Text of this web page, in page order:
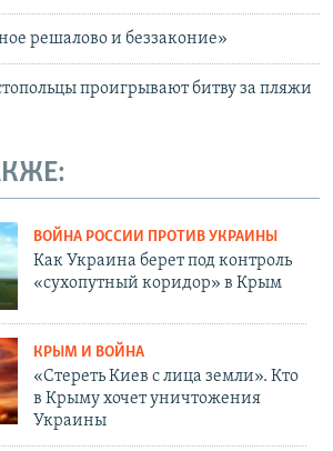
решалово и беззаконие»
проигрывают битву за пляжи
ВОЙНА РОССИИ ПРОТИВ УКРАИНЫ
Как Украина берет под контроль
«сухопутный коридор» в Крым
КРЫМ И ВОЙНА
«Стереть Киев с лица земли». Кто
в Крыму хочет уничтожения
Украины